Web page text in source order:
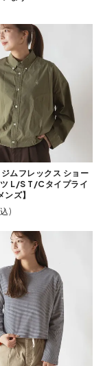
ムフレックス ショー
L/S T/Cタイプライ
ズ】
)